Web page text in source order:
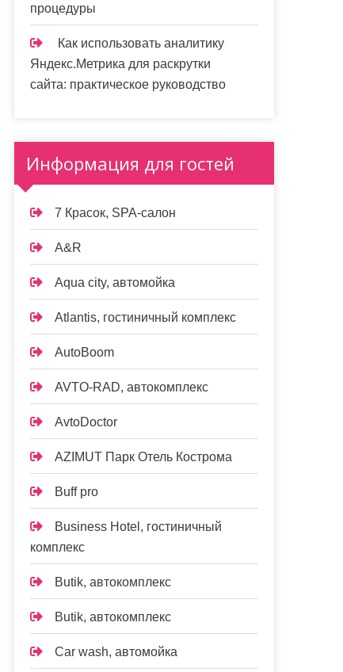
процедуры
Как использовать аналитику
Яндекс.Метрика для раскрутки
сайта: практическое руководство
Информация для гостей
7 Красок, SPA-салон
A&R
Aqua city, автомойка
Atlantis, гостиничный комплекс
AutoBoom
AVTO-RAD, автокомплекс
AvtoDoctor
AZIMUT Парк Отель Кострома
Buff pro
Business Hotel, гостиничный
комплекс
Butik, автокомплекс
Butik, автокомплекс
Car wash, автомойка